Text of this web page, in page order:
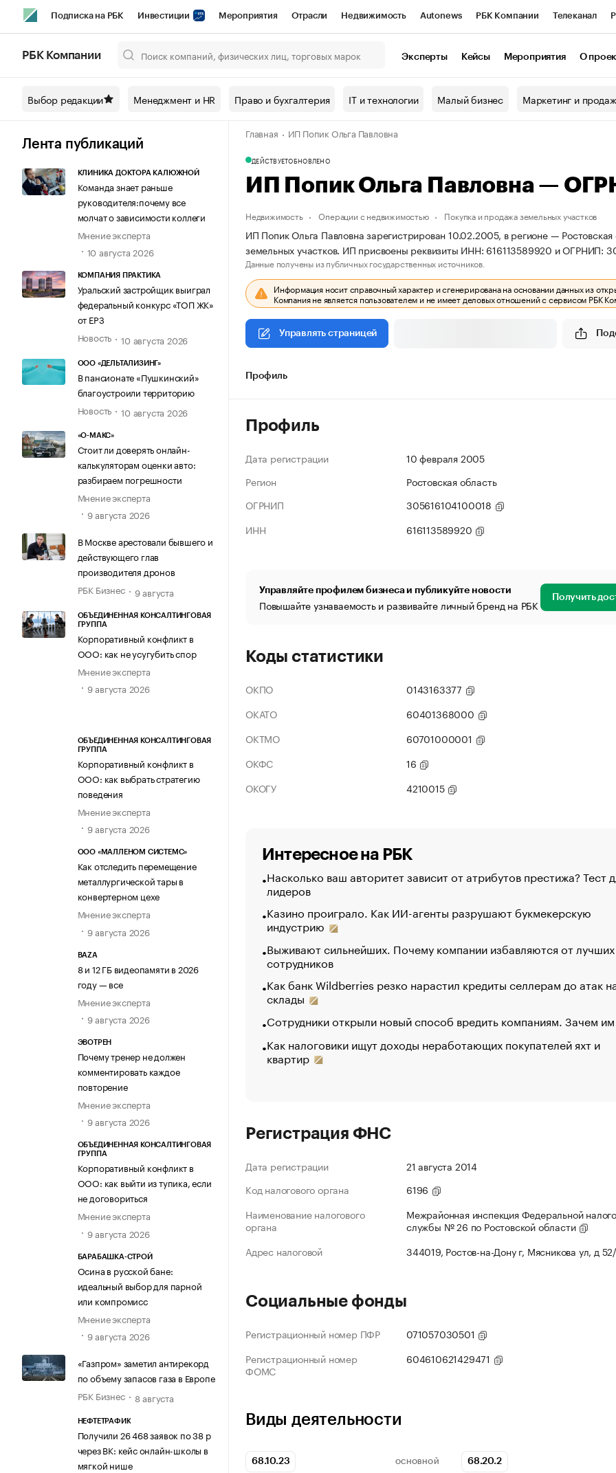
Подписка на РБК Инвестиции Мероприятия Отрасли Недвижимость Autonews РБК Компании Телеканал
Спецпроекты СПб Конференции СПб Спецпроекты Проверка контрагентов
Технологии и медиа Рынок наличной валюты
РБК Компании Эксперты Кейсы Мероприятия О
Выбор редакции Менеджмент и HR Право и бухгалтерия IT и технологии Малый бизнес Маркетинг и
Лента публикаций
КЛИНИКА ДОКТОРА КАЛЮЖНОЙ
Команда знает раньше
руководителя:почему все
молчат о зависимости коллеги
Мнение эксперта
10 августа 2026
КОМПАНИЯ ПРАКТИКА
Уральский застройщик выиграл
федеральный конкурс «ТОП ЖК»
от ЕРЗ
Новость
10 августа 2026
ООО «ДЕЛЬТАЛИЗИНГ»
В пансионате «Пушкинский»
благоустроили территорию
Новость
10 августа 2026
«О-МАКС»
Стоит ли доверять онлайн-
калькуляторам оценки авто:
разбираем погрешности
Мнение эксперта
9 августа 2026
В Москве арестовали бывшего и
действующего глав
производителя дронов
РБК Бизнес
9 августа
ОБЪЕДИНЕННАЯ КОНСАЛТИНГОВАЯ
ГРУППА
Корпоративный конфликт в
ООО: как не усугубить спор
Мнение эксперта
9 августа 2026
ОБЪЕДИНЕННАЯ КОНСАЛТИНГОВАЯ
ГРУППА
Корпоративный конфликт в
ООО: как выбрать стратегию
поведения
Мнение эксперта
9 августа 2026
ООО «МАЛЛЕНОМ СИСТЕМС»
Как отследить перемещение
металлургической тары в
конвертерном цехе
Мнение эксперта
9 августа 2026
BAZA
8 и 12 ГБ видеопамяти в 2026
году — все
Мнение эксперта
9 августа 2026
ЭВОТРЕН
Почему тренер не должен
комментировать каждое
повторение
Мнение эксперта
9 августа 2026
ОБЪЕДИНЕННАЯ КОНСАЛТИНГОВАЯ
ГРУППА
Корпоративный конфликт в
ООО: как выйти из тупика, если
не договориться
Мнение эксперта
9 августа 2026
БАРАБАШКА-СТРОЙ
Осина в русской бане:
идеальный выбор для парной
или компромисс
Мнение эксперта
9 августа 2026
«Газпром» заметил антирекорд
по объему запасов газа в Европе
РБК Бизнес
8 августа
НЕФТЕТРАФИК
Получили 26 468 заявок по 38 р
через ВК: кейс онлайн-школы в
мягкой нише
Главная ИП Попик Ольга Павловна
ДЕЙСТВУЕТОБНОВЛЕНО
ИП Попик Ольга Павловна —
Недвижимость Операции с недвижимостью Покупка и продажа земельных участков
ИП Попик Ольга Павловна зарегистрирован 10.02.2005, в регионе —
земельных участков. ИП присвоены реквизиты ИНН: 616113589920 и ОГРНИП:
Данные получены из публичных государственных источников.
Информация носит справочный характер и сгенерирована на основании данных из
Компания не является пользователем и не имеет деловых отношений с сервисом РБК
Управлять страницей
Профиль
Профиль
Дата регистрации
10 февраля 2005
Регион
Ростовская область
ОГРНИП
305616104100018
ИНН
616113589920
Управляйте профилем бизнеса и публикуйте новости
Повышайте узнаваемость и развивайте личный бренд на РБК Получить
Коды статистики
ОКПО
0143163377
ОКАТО
60401368000
ОКТМО
60701000001
ОКФС
16
ОКОГУ
4210015
Интересное на РБК
Насколько ваш авторитет зависит от атрибутов престижа? Тест
лидеров
Казино проиграло. Как ИИ-агенты разрушают букмекерскую
индустрию
Выживают сильнейших. Почему компании избавляются от лучших
сотрудников
Как банк Wildberries резко нарастил кредиты селлерам до атак
склады
Сотрудники открыли новый способ вредить компаниям. Зачем
Как налоговики ищут доходы неработающих покупателей яхт и
квартир
Регистрация ФНС
Дата регистрации
21 августа 2014
Код налогового органа
6196
Наименование налогового
органа
Межрайонная инспекция Федеральной
службы № 26 по Ростовской области
Адрес налоговой
344019, Ростов-на-Дону г, Мясникова ул, д
Социальные фонды
Регистрационный номер ПФР
071057030501
Регистрационный номер
ФОМС
604610621429471
Виды деятельности
68.10.23 ОСНОВНОЙ 68.20.2